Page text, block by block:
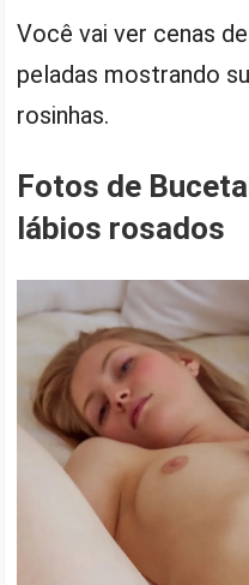
Você vai ver cenas
peladas mostrando
rosinhas.
Fotos de
lábios rosados